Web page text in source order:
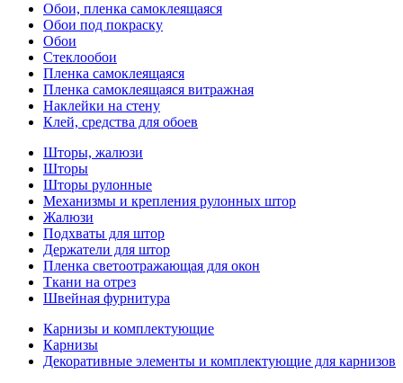
Обои, пленка самоклеящаяся
Обои под покраску
Обои
Стеклообои
Пленка самоклеящаяся
Пленка самоклеящаяся витражная
Наклейки на стену
Клей, средства для обоев
Шторы, жалюзи
Шторы
Шторы рулонные
Механизмы и крепления рулонных штор
Жалюзи
Подхваты для штор
Держатели для штор
Пленка светоотражающая для окон
Ткани на отрез
Швейная фурнитура
Карнизы и комплектующие
Карнизы
Декоративные элементы и комплектующие для карнизов